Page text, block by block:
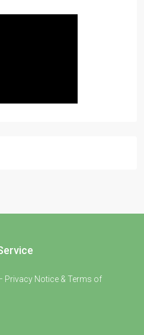
Privacy Notice & Terms of